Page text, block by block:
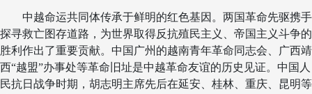
中越命运共同体传承于鲜明的红色基因。两国革命先驱携手
探寻救亡图存道路，为世界取得反抗殖民主义、帝国主义斗争的
胜利作出了重要贡献。中国广州的越南青年革命同志会、广西靖
西“越盟”办事处等革命旧址是中越革命友谊的历史见证。中国人
民抗日战争时期，胡志明主席先后在延安、桂林、重庆、昆明等